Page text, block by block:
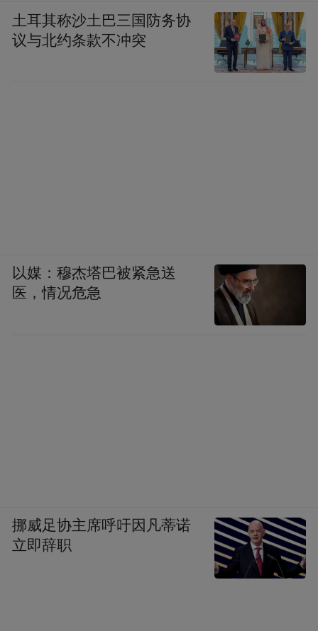
土耳其称沙土巴三国防务协
议与北约条款不冲突
以媒：穆杰塔巴被紧急送
医，情况危急
挪威足协主席呼吁因凡蒂诺
立即辞职